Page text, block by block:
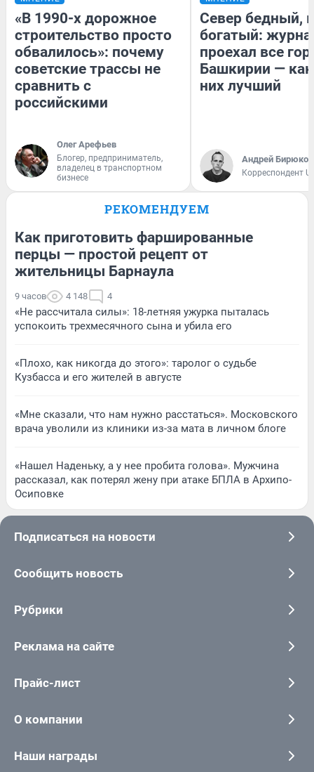
«В 1990-х дорожное
строительство просто
обвалилось»: почему
советские трассы не
сравнить с
российскими
Олег Арефьев
Блогер, предприниматель,
владелец в транспортном
бизнесе
Север бедный,
богатый:
проехал все
Башкирии —
них лучший
Андрей Бирюков
Корреспондент
РЕКОМЕНДУЕМ
Как приготовить фаршированные
перцы — простой рецепт от
жительницы Барнаула
9 часов 4 148 4
«Не рассчитала силы»: 18-летняя ужурка пыталась
успокоить трехмесячного сына и убила его
«Плохо, как никогда до этого»: таролог о судьбе
Кузбасса и его жителей в августе
«Мне сказали, что нам нужно расстаться». Московского
врача уволили из клиники из-за мата в личном блоге
«Нашел Наденьку, а у нее пробита голова». Мужчина
рассказал, как потерял жену при атаке БПЛА в Архипо-
Осиповке
Подписаться на новости
Сообщить новость
Рубрики
Реклама на сайте
Прайс-лист
О компании
Наши награды